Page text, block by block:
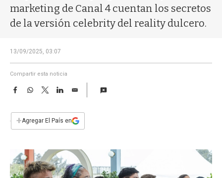
marketing de Canal 4 cuentan los secretos
de la versión celebrity del reality dulcero.
13/09/2025, 03:07
Compartir esta noticia
F
e
b
k
W
s
p
T
w
t
L
n
E
i
l
+Agregar El País en